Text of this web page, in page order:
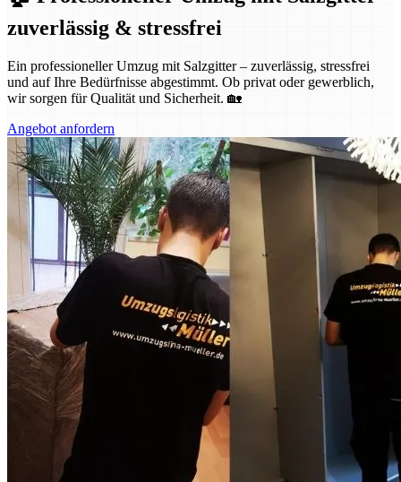
zuverlässig & stressfrei
Ein professioneller Umzug mit Salzgitter – zuverlässig, stressfrei
und auf Ihre Bedürfnisse abgestimmt. Ob privat oder gewerblich,
wir sorgen für Qualität und Sicherheit. 🏡
Angebot anfordern